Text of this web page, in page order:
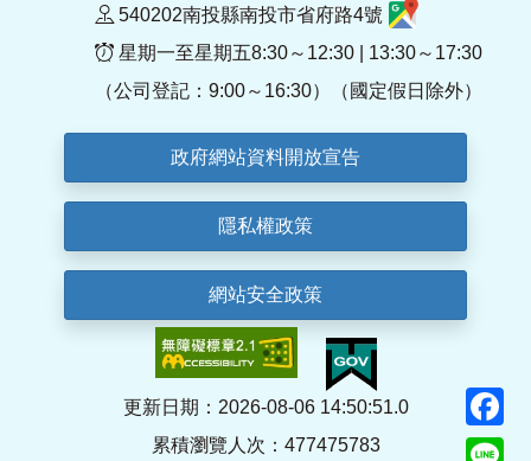
540202南投縣南投市省府路4號
星期一至星期五8:30～12:30 | 13:30～17:30
（公司登記：9:00～16:30）（國定假日除外）
政府網站資料開放宣告
隱私權政策
網站安全政策
更新日期：2026-08-06 14:50:51.0
累積瀏覽人次：477475783